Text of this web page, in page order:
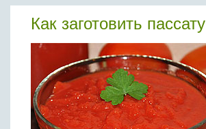
Как заготовить пассату